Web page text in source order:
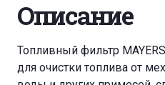
Описание
Топливный фильтр
для очистки топлива от